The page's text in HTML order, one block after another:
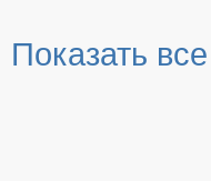
Показать